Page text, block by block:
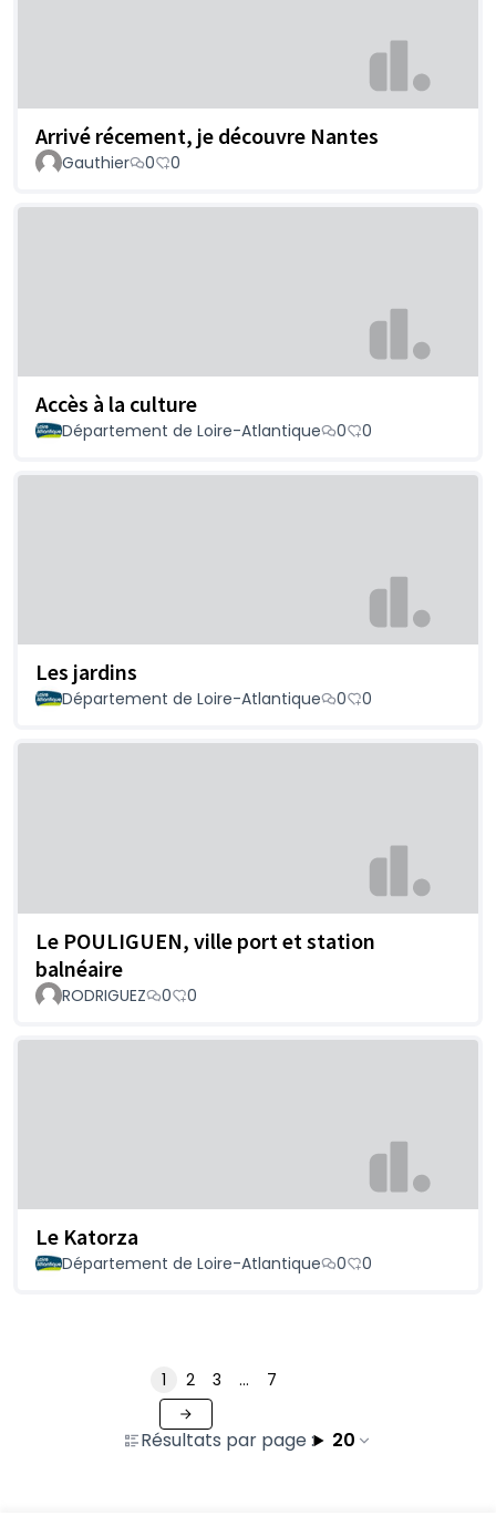
Arrivé récement, je découvre Nantes
Gauthier 0 0
Accès à la culture
Département de Loire-Atlantique 0 0
Les jardins
Département de Loire-Atlantique 0 0
Le POULIGUEN, ville port et station
balnéaire
RODRIGUEZ 0 0
Le Katorza
Département de Loire-Atlantique 0 0
Résultats par page : 20
1 2 3 … 7